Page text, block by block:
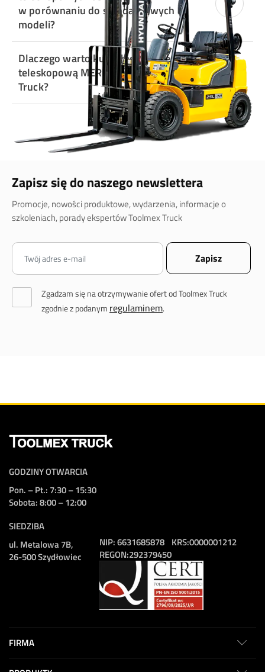
w porównaniu do standardowych
modeli?
Dlaczego warto kupić ładowarkę
teleskopową MERLO w Toolmex
Truck?
Zapisz się do naszego newslettera
Promocje, nowości produktowe, wydarzenia, informacje o
szkoleniach, porady ekspertów Toolmex Truck
Zgadzam się na otrzymywanie ofert od Toolmex Truck
zgodnie z podanym regulaminem.
GODZINY OTWARCIA
Pon. – Pt.: 7:30 – 15:30
Sobota: 8:00 – 12:00
SIEDZIBA
ul. Metalowa 7B,
26-500 Szydłowiec
NIP:6631685878
REGON:292379450
KRS:0000001212
FIRMA